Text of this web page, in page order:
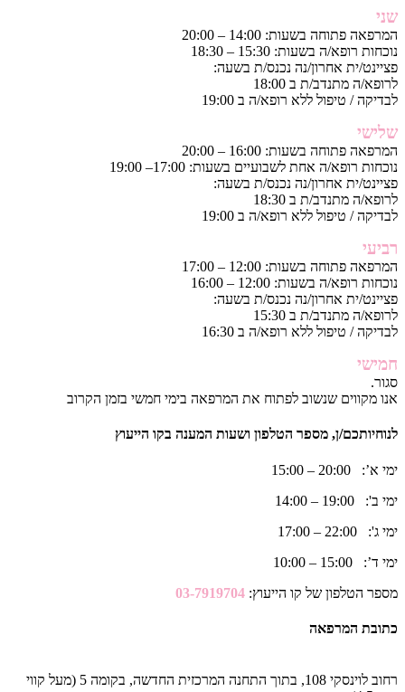
שני
המרפאה פתוחה בשעות: 14:00 – 20:00
נוכחות רופא/ה בשעות: 15:30 – 18:30
פציינט/ית אחרון/נה נכנס/ת בשעה:
לרופא/ה מתנדב/ת ב 18:00
לבדיקה / טיפול ללא רופא/ה ב 19:00
שלישי
המרפאה פתוחה בשעות: 16:00 – 20:00
נוכחות רופא/ה אחת לשבועיים בשעות: 17:00– 19:00
פציינט/ית אחרון/נה נכנס/ת בשעה:
לרופא/ה מתנדב/ת ב 18:30
לבדיקה / טיפול ללא רופא/ה ב 19:00
רביעי
המרפאה פתוחה בשעות: 12:00 – 17:00
נוכחות רופא/ה בשעות: 12:00 – 16:00
פציינט/ית אחרון/נה נכנס/ת בשעה:
לרופא/ה מתנדב/ת ב 15:30
לבדיקה / טיפול ללא רופא/ה ב 16:30
חמישי
סגור.
אנו מקווים שנשוב לפתוח את המרפאה בימי חמשי בזמן הקרוב
לנוחיותכם/ן, מספר הטלפון ושעות המענה בקו הייעוץ
ימי א’: 20:00 – 15:00
ימי ב': 19:00 – 14:00
ימי ג': 22:00 – 17:00
ימי ד’: 15:00 – 10:00
מספר הטלפון של קו הייעוץ: 03-7919704
כתובת המרפאה
רחוב לוינסקי 108, בתוך התחנה המרכזית החדשה, בקומה 5 (מעל קווי